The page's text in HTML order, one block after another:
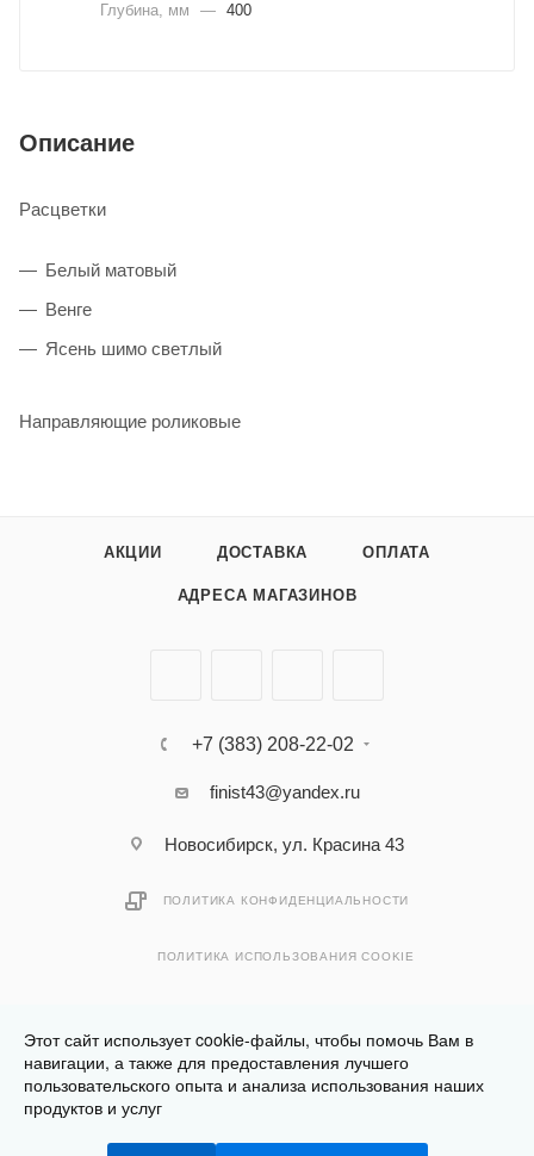
Глубина, мм
— 400
Описание
Расцветки
Белый матовый
Венге
Ясень шимо светлый
Направляющие роликовые
АКЦИИ ДОСТАВКА ОПЛАТА
АДРЕСА МАГАЗИНОВ
+7 (383) 208-22-02
finist43@yandex.ru
Новосибирск, ул. Красина 43
ПОЛИТИКА КОНФИДЕНЦИАЛЬНОСТИ
ПОЛИТИКА ИСПОЛЬЗОВАНИЯ COOKIE
Разработано вКлюква.Студия
2026 © Финист - интернет-магазин мебели
Этот сайт использует cookie-файлы, чтобы помочь Вам в
навигации, а также для предоставления лучшего
пользовательского опыта и анализа использования наших
продуктов и услуг